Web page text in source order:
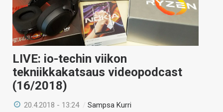
LIVE: io-techin viikon
tekniikkakatsaus videopodcast
(16/2018)
20.4.2018 - 13:24 /Sampsa Kurri